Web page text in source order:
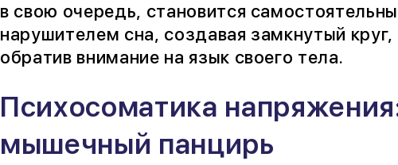
в свою очередь, становится
нарушителем сна, создавая замкнутый
обратив внимание на язык своего тела.
Психосоматика
мышечный панцирь